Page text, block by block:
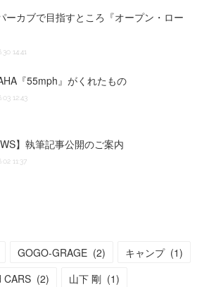
ーカブで目指すところ『オープン・ロー
14:41
『55mph』がくれたもの
12:43
】執筆記事公開のご案内
11:37
GOGO-GRAGE (2) キャンプ (1)
CARS (2) 山下 剛 (1)